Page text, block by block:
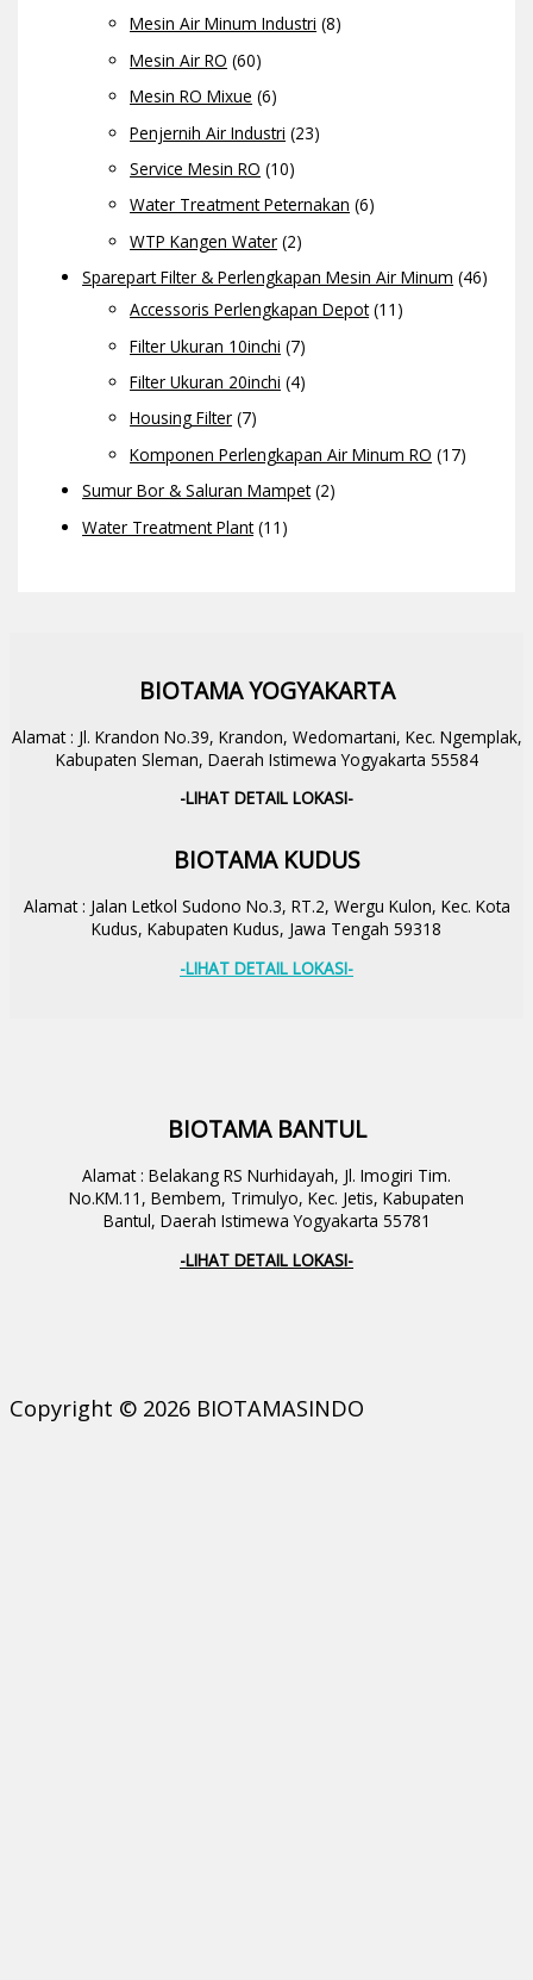
Mesin Air Minum Industri (8)
Mesin Air RO (60)
Mesin RO Mixue (6)
Penjernih Air Industri (23)
Service Mesin RO (10)
Water Treatment Peternakan (6)
WTP Kangen Water (2)
Sparepart Filter & Perlengkapan Mesin Air Minum (46)
Accessoris Perlengkapan Depot(11)
Filter Ukuran 10inchi (7)
Filter Ukuran 20inchi (4)
Housing Filter (7)
Komponen Perlengkapan Air Minum RO (17)
Sumur Bor & Saluran Mampet(2)
Water Treatment Plant(11)
BIOTAMA YOGYAKARTA
Alamat : Jl. Krandon No.39, Krandon, Wedomartani, Kec. Ngemplak,
Kabupaten Sleman, Daerah Istimewa Yogyakarta 55584
-LIHAT DETAIL LOKASI-
BIOTAMA KUDUS
Alamat : Jalan Letkol Sudono No.3, RT.2, Wergu Kulon, Kec. Kota
Kudus, Kabupaten Kudus, Jawa Tengah 59318
-LIHAT DETAIL LOKASI-
BIOTAMA BANTUL
Alamat : Belakang RS Nurhidayah, Jl. Imogiri Tim.
No.KM.11, Bembem, Trimulyo, Kec. Jetis, Kabupaten
Bantul, Daerah Istimewa Yogyakarta 55781
-LIHAT DETAIL LOKASI-
Copyright © 2026 BIOTAMASINDO